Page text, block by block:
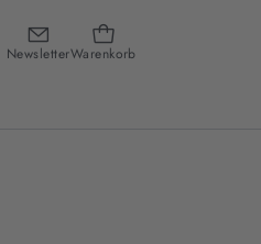
NewsletterWarenkorb